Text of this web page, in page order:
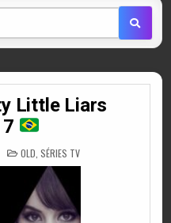
Little Liars
POSTED
IN
OLD SÉRIES TV